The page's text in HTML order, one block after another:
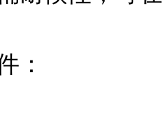
：